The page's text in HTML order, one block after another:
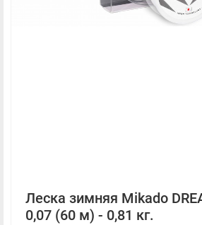
Леска зимняя Mikado
0,07 (60 м) - 0,81 кг.